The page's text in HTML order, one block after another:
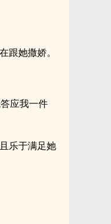
跟她撒娇。
应我一件
乐于满足她